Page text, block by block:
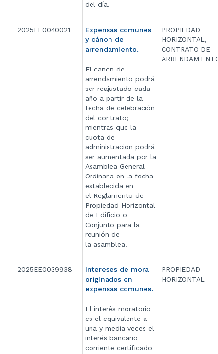
del día.
2025EE0040021
Expensas comunes
y cánon de
arrendamiento.
El canon de
arrendamiento podrá
ser reajustado cada
año a partir de la
fecha de celebración
del contrato;
mientras que la
cuota de
administración podrá
ser aumentada por la
Asamblea General
Ordinaria en la fecha
establecida en
el Reglamento de
Propiedad Horizontal
de Edificio o
Conjunto para la
reunión de
la asamblea.
PROPIEDAD
HORIZONTAL,
CONTRATO DE
2025EE0039938
Intereses de mora
originados en
expensas comunes.
El interés moratorio
es el equivalente a
una y media veces el
interés bancario
corriente certificado
PROPIEDAD
HORIZONTAL